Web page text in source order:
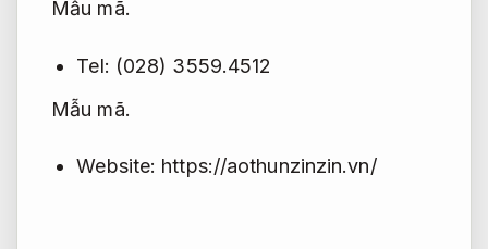
Mẫu mã.
Tel: (028) 3559.4512
Mẫu mã.
Website: https://aothunzinzin.vn/